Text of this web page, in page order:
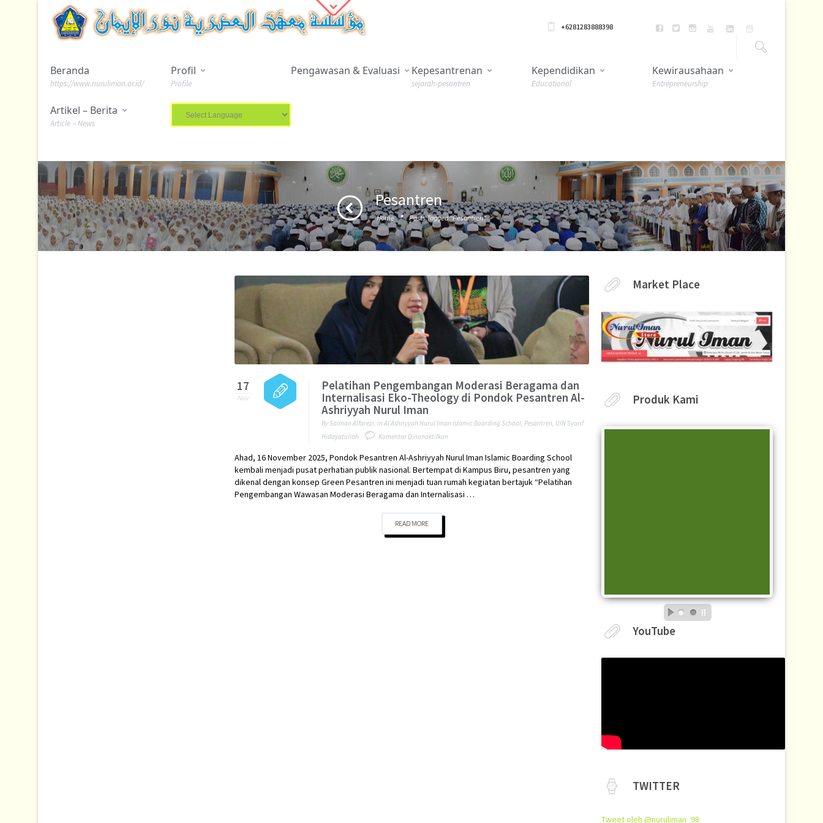
+6281283888398
Beranda
https://www.nuruliman.or.id/
Profil
Profile
Pengawasan & Evaluasi Kepesantrenan
sejarah-pesantren
Kependidikan
Educational
Kewirausahaan
Entrepreneurship
Artikel – Berita
Article – News
Pesantren
Home · Posts Tagged "Pesantren"
17
Nov
Pelatihan Pengembangan Moderasi Beragama dan
Internalisasi Eko-Theology di Pondok Pesantren Al-
Ashriyyah Nurul Iman
BySalman Alfarezi, in Al Ashriyyah Nurul Iman Islamic Boarding School, Pesantren, UIN Syarif
Hidayatullah
Komentar Dinonaktifkan
Pengembangan
Moderasi
Beragama
dan
Ahad, 16 November 2025, Pondok Pesantren Al-Ashriyyah Nurul Iman Islamic Boarding School
kembali menjadi pusat perhatian publik nasional. Bertempat di Kampus Biru, pesantren yang
dikenal dengan konsep Green Pesantren ini menjadi tuan rumah kegiatan bertajuk “Pelatihan
Pengembangan Wawasan Moderasi Beragama dan Internalisasi …
READ MORE
Market Place
Produk Kami
YouTube
TWITTER
Tweet oleh @nuruliman_98